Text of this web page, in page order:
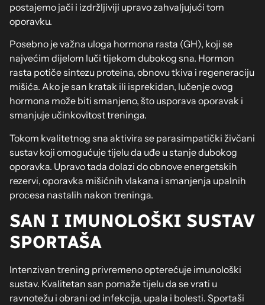
postajemo jači i izdržljiviji upravo zahvaljujući tom
oporavku.
Posebno je važna uloga hormona rasta (GH), koji se
najvećim dijelom luči tijekom dubokog sna. Hormon
rasta potiče sintezu proteina, obnovu tkiva i regeneraciju
mišića. Ako je san kratak ili isprekidan, lučenje ovog
hormona može biti smanjeno, što usporava oporavak i
smanjuje učinkovitost treninga.
Tokom kvalitetnog sna aktivira se parasimpatički živčani
sustav koji omogućuje tijelu da uđe u stanje dubokog
oporavka. Upravo tada dolazi do obnove energetskih
rezervi, oporavka mišićnih vlakana i smanjenja upalnih
procesa nastalih nakon treninga.
SAN I IMUNOLOŠKI SUSTAV
SPORTAŠA
Intenzivan trening privremeno opterećuje imunološki
sustav. Kvalitetan san pomaže tijelu da se vrati u
ravnotežu i obrani od infekcija, upala i bolesti. Sportaši